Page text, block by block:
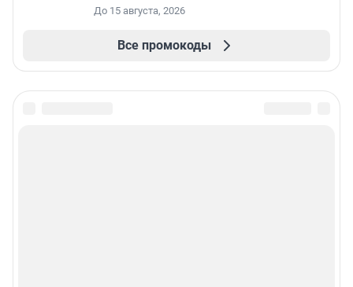
До 15 августа, 2026
Все промокоды